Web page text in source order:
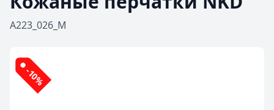
A223_026_M
-10%